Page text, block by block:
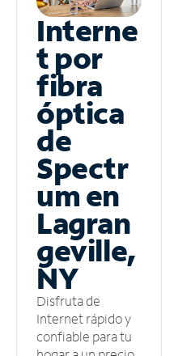
Interne
t por
fibra
óptica
de
Spectr
um en
Lagran
geville,
NY
Disfruta de
Internet rápido y
confiable para tu